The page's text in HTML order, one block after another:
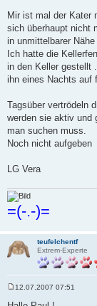
Mir ist mal der Kater
sich überhaupt nicht
in unmittelbarer
Ich hatte die
in den Keller gestellt
ihn eines Nachts auf
Tagsüber vertrödeln
werden sie aktiv und
man suchen muss.
Noch nicht aufgeben
LG Vera
=(-.-)=
teufelchentf
Extrem-Experte
e
12.07.2007 07:51